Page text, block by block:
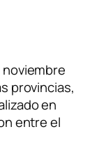
noviembre
provincias,
en
entre el